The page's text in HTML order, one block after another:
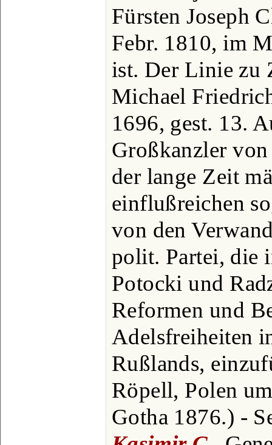
Fürsten Joseph
Febr. 1810, im
ist. Der Linie zu
Michael
1696, gest. 13.
Großkanzler
der lange Zeit
einflußreichen
von den
polit. Partei, die
Potocki und
Reformen und
Adelsfreiheiten
Rußlands,
Röpell, Polen
Gotha 1876.) -